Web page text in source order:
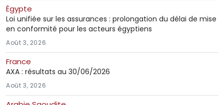
Égypte
Loi unifiée sur les assurances : prolongation du délai de mise
en conformité pour les acteurs égyptiens
Août 3, 2026
France
AXA : résultats au 30/06/2026
Août 3, 2026